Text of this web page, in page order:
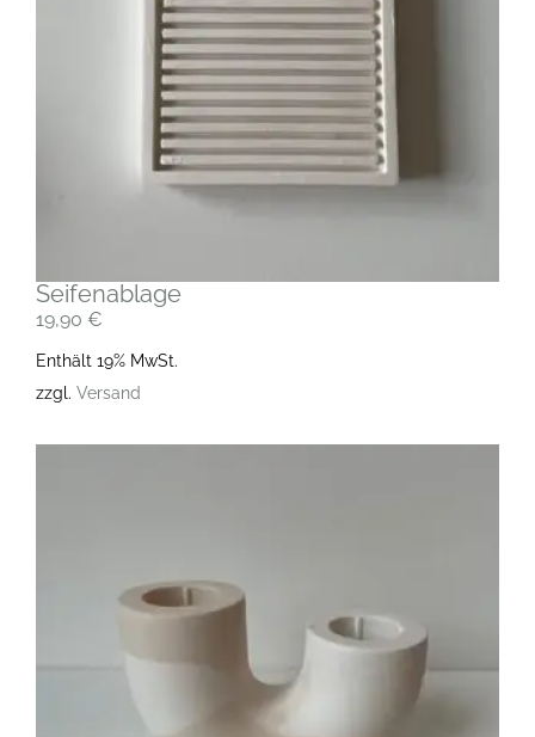
Seifenablage
19,90 €
Enthält 19% MwSt.
zzgl. Versand